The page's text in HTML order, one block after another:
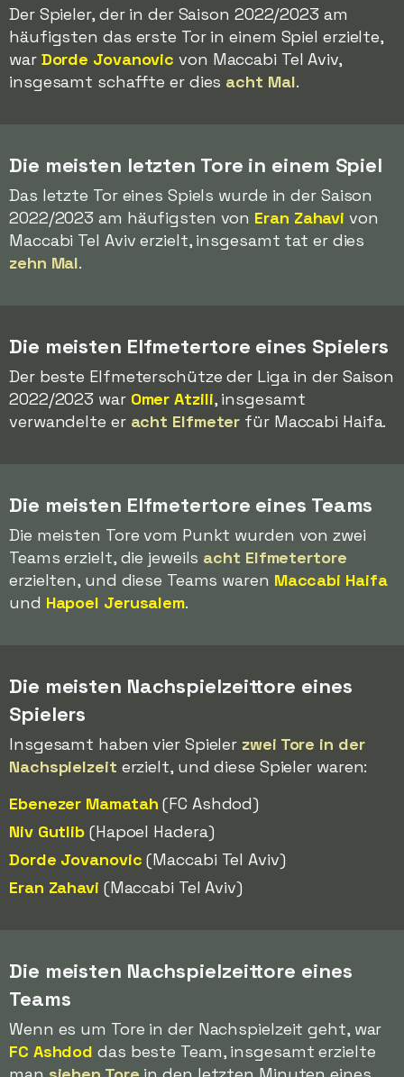
Der Spieler, der in der Saison 2022/2023 am
häufigsten das erste Tor in einem Spiel erzielte,
war Dorde Jovanovic von Maccabi Tel Aviv,
insgesamt schaffte er dies acht Mal.
Die meisten letzten Tore in einem Spiel
Das letzte Tor eines Spiels wurde in der Saison
2022/2023 am häufigsten von Eran Zahavi von
Maccabi Tel Aviv erzielt, insgesamt tat er dies
zehn Mal.
Die meisten Elfmetertore eines Spielers
Der beste Elfmeterschütze der Liga in der Saison
2022/2023 war Omer Atzili, insgesamt
verwandelte er acht Elfmeter für Maccabi Haifa.
Die meisten Elfmetertore eines Teams
Die meisten Tore vom Punkt wurden von zwei
Teams erzielt, die jeweils acht Elfmetertore
erzielten, und diese Teams waren Maccabi Haifa
und Hapoel Jerusalem.
Die meisten Nachspielzeittore eines
Spielers
Insgesamt haben vier Spieler zwei Tore in der
Nachspielzeit erzielt, und diese Spieler waren:
Ebenezer Mamatah (FC Ashdod)
Niv Gutlib (Hapoel Hadera)
Dorde Jovanovic (Maccabi Tel Aviv)
Eran Zahavi (Maccabi Tel Aviv)
Die meisten Nachspielzeittore eines
Teams
Wenn es um Tore in der Nachspielzeit geht, war
FC Ashdod das beste Team, insgesamt erzielte